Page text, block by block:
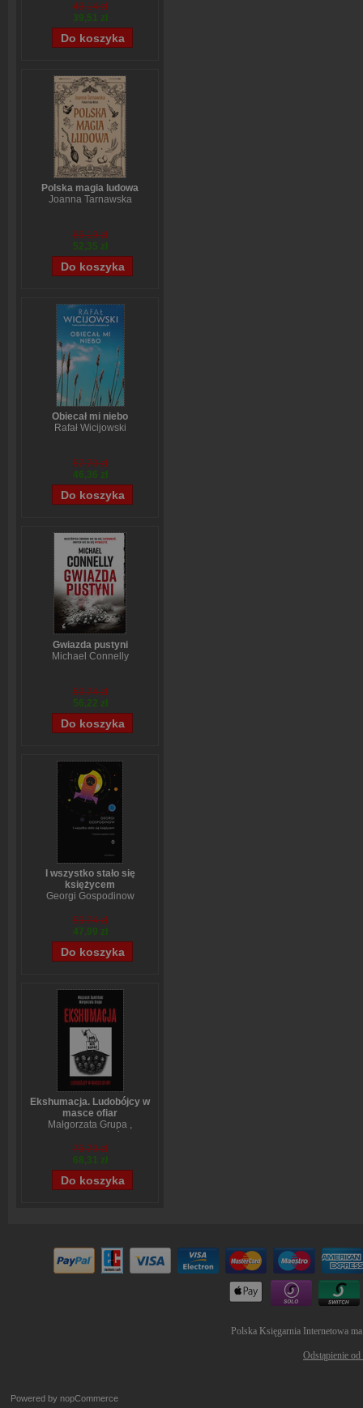
Stefanie Stahl
49,14 zł
39,51 zł
Polska magia ludowa
Joanna Tarnawska
65,19 zł
52,35 zł
Obiecał mi niebo
Rafał Wicijowski
57,70 zł
46,36 zł
Gwiazda pustyni
Michael Connelly
59,74 zł
56,22 zł
I wszystko stało się
księżycem
Georgi Gospodinow
59,74 zł
47,99 zł
Ekshumacja. Ludobójcy w
masce ofiar
Małgorzata Grupa ,
75,79 zł
68,31 zł
Polska Księgarnia Internetowa
Odstąpienie
Powered by nopCommerce